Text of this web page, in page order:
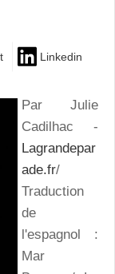
Linkedin
Par Julie
Cadilhac -
Lagrandepar
ade.fr/
Traduction
de
l'espagnol :
Mar